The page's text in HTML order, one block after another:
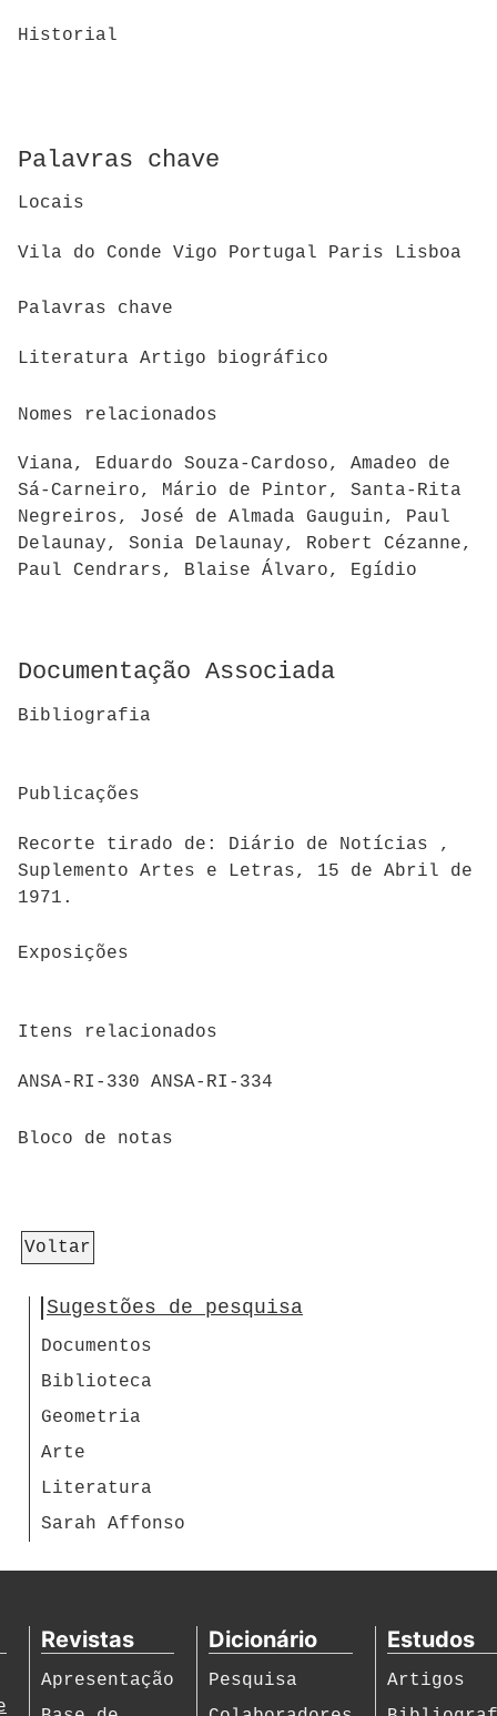
Historial
Palavras chave
Locais
Vila do Conde Vigo Portugal Paris Lisboa
Palavras chave
Literatura Artigo biográfico
Nomes relacionados
Viana, Eduardo Souza-Cardoso, Amadeo de
Sá-Carneiro, Mário de Pintor, Santa-Rita
Negreiros, José de Almada Gauguin, Paul
Delaunay, Sonia Delaunay, Robert Cézanne,
Paul Cendrars, Blaise Álvaro, Egídio
Documentação Associada
Bibliografia
Publicações
Recorte tirado de: Diário de Notícias ,
Suplemento Artes e Letras, 15 de Abril de
1971.
Exposições
Itens relacionados
ANSA-RI-330 ANSA-RI-334
Bloco de notas
Voltar
Sugestões de pesquisa
Documentos
Biblioteca
Geometria
Arte
Literatura
Sarah Affonso
Revistas
Apresentação
Dicionário
Pesquisa
Estudos
Artigos